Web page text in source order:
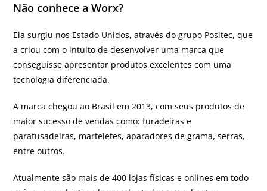
Não conhece a Worx?
Ela surgiu nos Estado Unidos, através do grupo Positec, que
a criou com o intuito de desenvolver uma marca que
conseguisse apresentar produtos excelentes com uma
tecnologia diferenciada.
A marca chegou ao Brasil em 2013, com seus produtos de
maior sucesso de vendas como: furadeiras e
parafusadeiras, marteletes, aparadores de grama, serras,
entre outros.
Atualmente são mais de 400 lojas físicas e onlines em todo